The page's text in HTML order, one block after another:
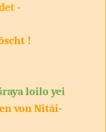
-
!
loilo yei
von Nitāi-